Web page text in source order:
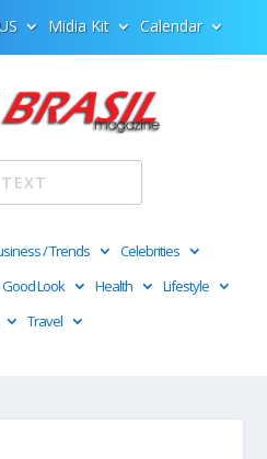
Midia Kit Calendar
/ Trends
Celebrities
Good Look Health
Lifestyle
Travel